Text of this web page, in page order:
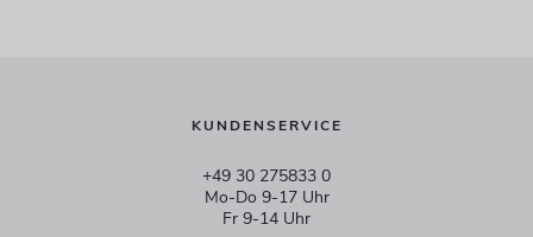
KUNDENSERVICE
+49 30 275833 0
Mo-Do 9-17 Uhr
Fr 9-14 Uhr